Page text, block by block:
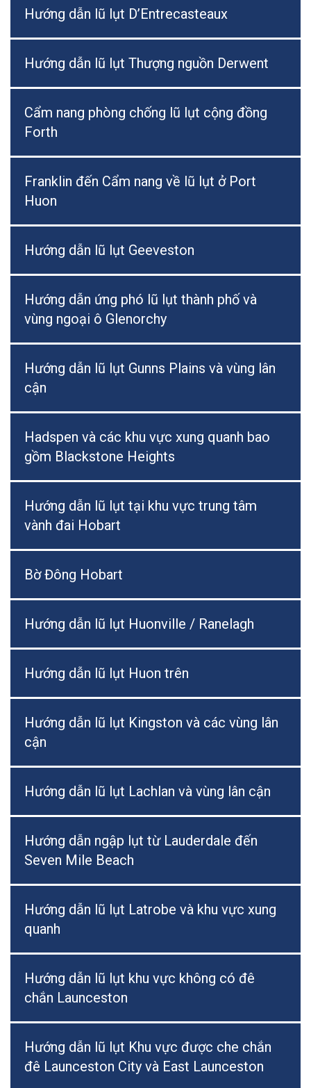
Hướng dẫn lũ lụt D’Entrecasteaux
Hướng dẫn lũ lụt Thượng nguồn Derwent
Cẩm nang phòng chống lũ lụt cộng đồng
Forth
Franklin đến Cẩm nang về lũ lụt ở Port
Huon
Hướng dẫn lũ lụt Geeveston
Hướng dẫn ứng phó lũ lụt thành phố và
vùng ngoại ô Glenorchy
Hướng dẫn lũ lụt Gunns Plains và vùng lân
cận
Hadspen và các khu vực xung quanh bao
gồm Blackstone Heights
Hướng dẫn lũ lụt tại khu vực trung tâm
vành đai Hobart
Bờ Đông Hobart
Hướng dẫn lũ lụt Huonville / Ranelagh
Hướng dẫn lũ lụt Huon trên
Hướng dẫn lũ lụt Kingston và các vùng lân
cận
Hướng dẫn lũ lụt Lachlan và vùng lân cận
Hướng dẫn ngập lụt từ Lauderdale đến
Seven Mile Beach
Hướng dẫn lũ lụt Latrobe và khu vực xung
quanh
Hướng dẫn lũ lụt khu vực không có đê
chắn Launceston
Hướng dẫn lũ lụt Khu vực được che chắn
đê Launceston City và East Launceston